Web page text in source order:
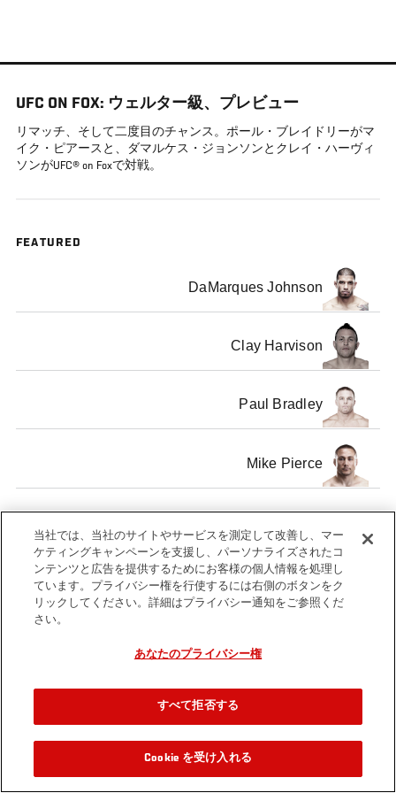
ン
ン
テ
ン
ツ
動
UFC ON FOX: ウェルター級、プレビュー
リマッチ、そして二度目のチャンス。ポール・ブレイドリーがマ
イク・ピアースと、ダマルケス・ジョンソンとクレイ・ハーヴィ
ソンがUFC® on Foxで対戦。
FEATURED
DaMarques Johnson
Clay Harvison
Paul Bradley
Mike Pierce
Tags UFC on Fox UFC on Fox 1
当社では、当社のサイトやサービスを測定して改善し、マー
ケティングキャンペーンを支援し、パーソナライズされたコ
ンテンツと広告を提供するためにお客様の個人情報を処理し
ています。プライバシー権を行使するには右側のボタンをク
リックしてください。詳細はプライバシー通知をご参照くだ
さい。
あなたのプライバシー権
すべて拒否する
Cookie を受け入れる